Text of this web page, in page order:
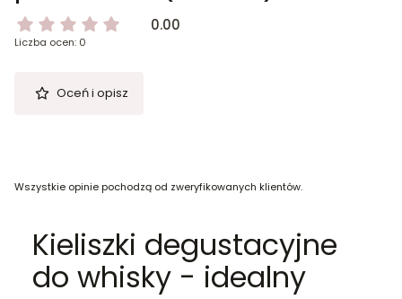
0.00
Liczba ocen: 0
Oceń i opisz
Wszystkie opinie pochodzą od zweryfikowanych klientów.
Kieliszki degustacyjne
do whisky - idealny